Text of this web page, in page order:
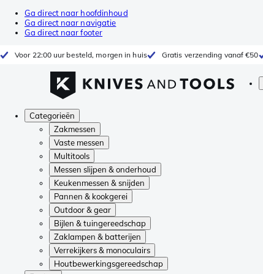
Ga direct naar hoofdinhoud
Ga direct naar navigatie
Ga direct naar footer
Voor 22:00 uur besteld, morgen in huis Gratis verzending vanaf €50
Categorieën
Zakmessen
Vaste messen
Multitools
Messen slijpen & onderhoud
Keukenmessen & snijden
Pannen & kookgerei
Outdoor & gear
Bijlen & tuingereedschap
Zaklampen & batterijen
Verrekijkers & monoculairs
Houtbewerkingsgereedschap